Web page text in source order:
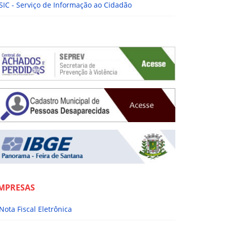
- Serviço de Informação ao Cidadão
Fiscal Eletrônica